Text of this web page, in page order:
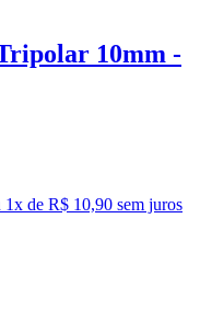
10mm -
1x de R$ 10,90 sem juros